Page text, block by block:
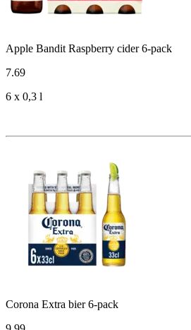
Apple Bandit Raspberry cider 6-pack
7.69
6 x 0,3 l
Corona Extra bier 6-pack